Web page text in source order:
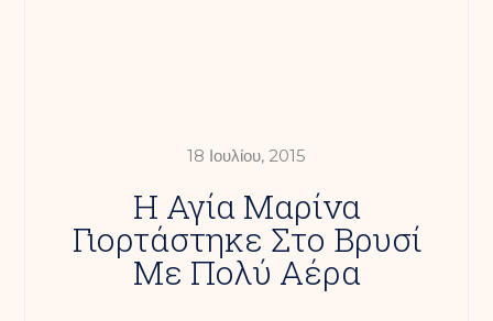
18 Ιουλίου, 2015
Η Αγία Μαρίνα
Γιορτάστηκε Στο Βρυσί
Με Πολύ Αέρα